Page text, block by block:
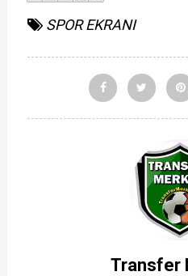
SPOR EKRANI
Transfer